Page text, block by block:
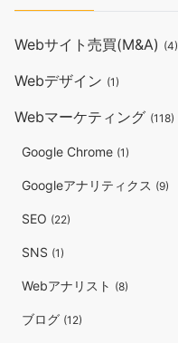
Webサイト売買(M&A) (4)
Webデザイン (1)
Webマーケティング (118)
Google Chrome (1)
Googleアナリティクス (9)
SEO (22)
SNS (1)
Webアナリスト (8)
ブログ (12)